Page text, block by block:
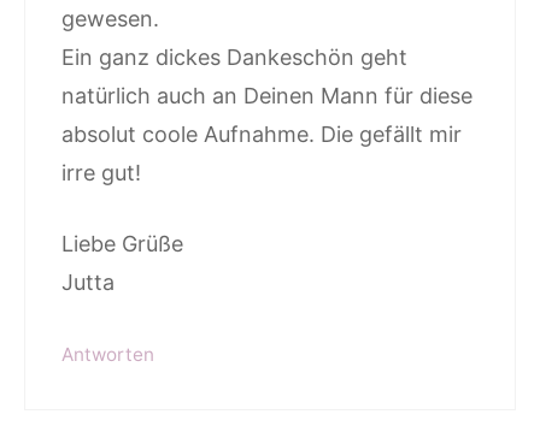
gewesen.
Ein ganz dickes Dankeschön geht
natürlich auch an Deinen Mann für diese
absolut coole Aufnahme. Die gefällt mir
irre gut!
Liebe Grüße
Jutta
Antworten